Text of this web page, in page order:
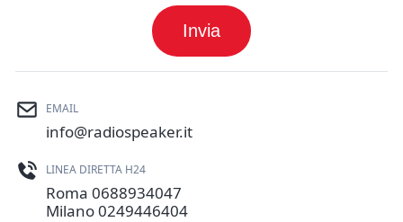
Invia
EMAIL
info@radiospeaker.it
LINEA DIRETTA H24
Roma 0688934047
Milano0249446404